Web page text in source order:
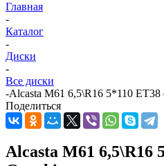
Главная
-
Каталог
-
Диски
-
Все диски
-Alcasta M61 6,5\R16 5*110 ET38
Поделиться
Alcasta M61 6,5\R16